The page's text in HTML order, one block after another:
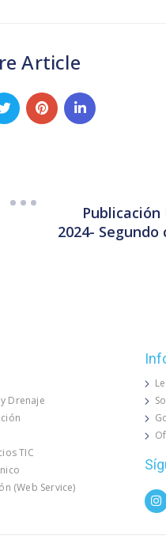
Article
Publicación
2024-
Drenaje
TIC
(Web Service)